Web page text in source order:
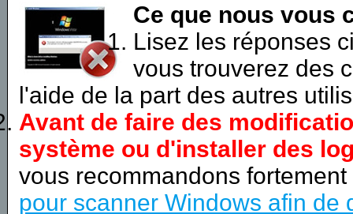
Ce que nous vous
Lisez les réponses
vous trouverez des
l'aide de la part des autres
Avant de faire des
système ou d'installer des
vous recommandons
pour scanner Windows afin de